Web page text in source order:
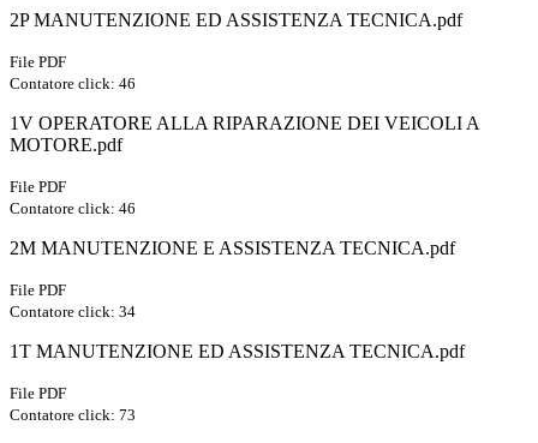
2P MANUTENZIONE ED ASSISTENZA TECNICA.pdf
File PDF
Contatore click: 46
1V OPERATORE ALLA RIPARAZIONE DEI VEICOLI A
MOTORE.pdf
File PDF
Contatore click: 46
2M MANUTENZIONE E ASSISTENZA TECNICA.pdf
File PDF
Contatore click: 34
1T MANUTENZIONE ED ASSISTENZA TECNICA.pdf
File PDF
Contatore click: 73